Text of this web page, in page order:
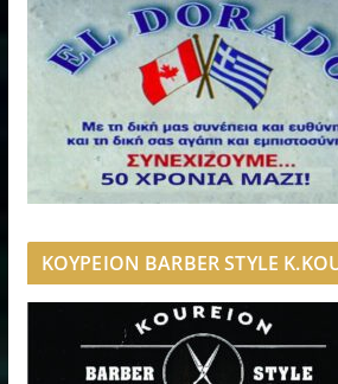
ΚΟΥΡΕΙΟΝ BARBER STYLE